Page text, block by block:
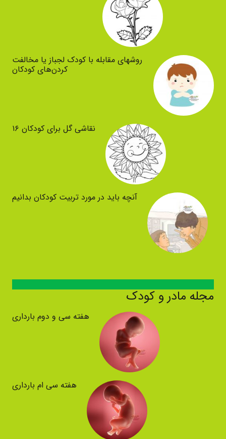
روشهای مقابله با کودک لجباز یا مخالفت
کردن‌های کودکان
نقاشی گل برای کودکان ۱۶
آنچه باید در مورد تربیت کودکان بدانیم
مجله مادر و کودک
هفته سی و دوم بارداری
هفته سی ام بارداری